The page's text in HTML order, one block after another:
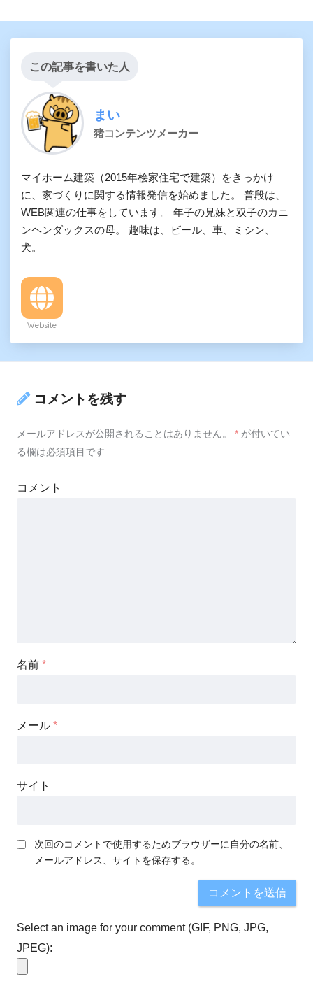
この記事を書いた人
まい
猪コンテンツメーカー
マイホーム建築（2015年桧家住宅で建築）をきっかけ
に、家づくりに関する情報発信を始めました。 普段は、
WEB関連の仕事をしています。 年子の兄妹と双子のカニ
ンヘンダックスの母。 趣味は、ビール、車、ミシン、
犬。
Website
コメントを残す
メールアドレスが公開されることはありません。 * が付いてい
る欄は必須項目です
コメント
名前 *
メール *
サイト
次回のコメントで使用するためブラウザーに自分の名前、
メールアドレス、サイトを保存する。
Select an image for your comment (GIF, PNG, JPG,
JPEG):